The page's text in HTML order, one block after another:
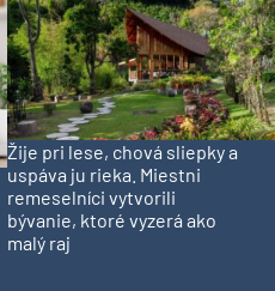
Žije pri lese, chová sliepky a
uspáva ju rieka. Miestni
remeselníci vytvorili
bývanie, ktoré vyzerá ako
malý raj